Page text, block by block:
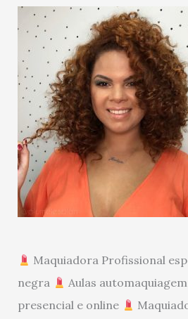
Maquiadora Profissional
negra
Aulas
presencial e online